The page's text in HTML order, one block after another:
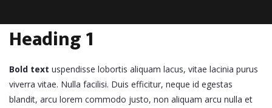
Heading 1
Bold text uspendisse lobortis aliquam lacus, vitae lacinia purus
viverra vitae. Nulla facilisi. Duis efficitur, neque id egestas
blandit, arcu lorem commodo justo, non aliquam arcu nulla et